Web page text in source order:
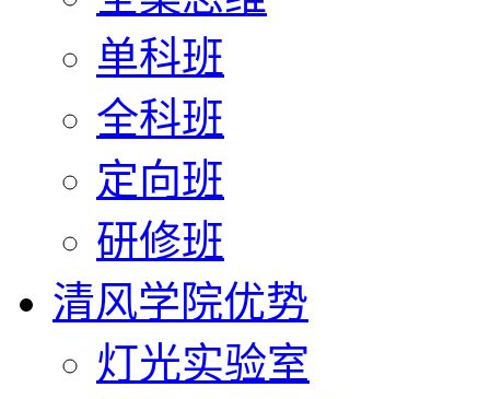
单科班
全科班
定向班
研修班
清风学院优势
灯光实验室